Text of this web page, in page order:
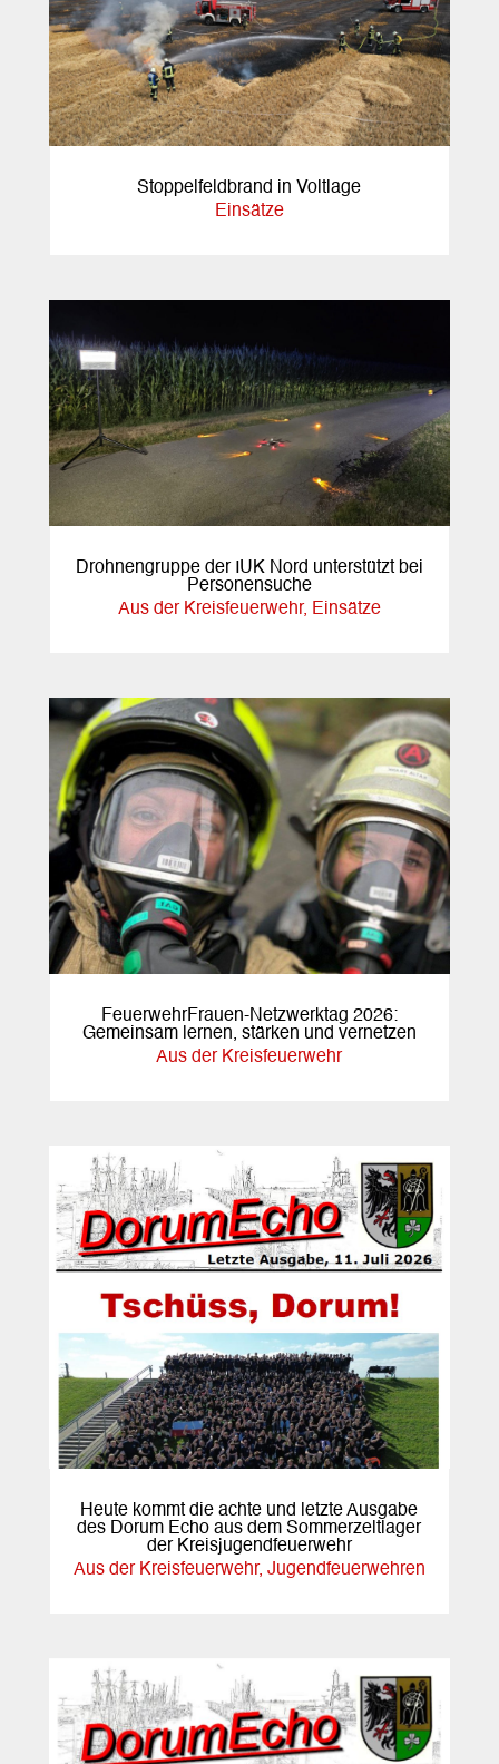
Stoppelfeldbrand in Voltlage
Einsätze
Drohnengruppe der IUK Nord unterstützt bei
Personensuche
Aus der Kreisfeuerwehr, Einsätze
FeuerwehrFrauen-Netzwerktag 2026:
Gemeinsam lernen, stärken und vernetzen
Aus der Kreisfeuerwehr
Heute kommt die achte und letzte Ausgabe
des Dorum Echo aus dem Sommerzeltlager
der Kreisjugendfeuerwehr
Aus der Kreisfeuerwehr, Jugendfeuerwehren